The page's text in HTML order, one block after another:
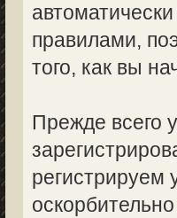
правилами,
того, как вы
Прежде всего
регистрируем